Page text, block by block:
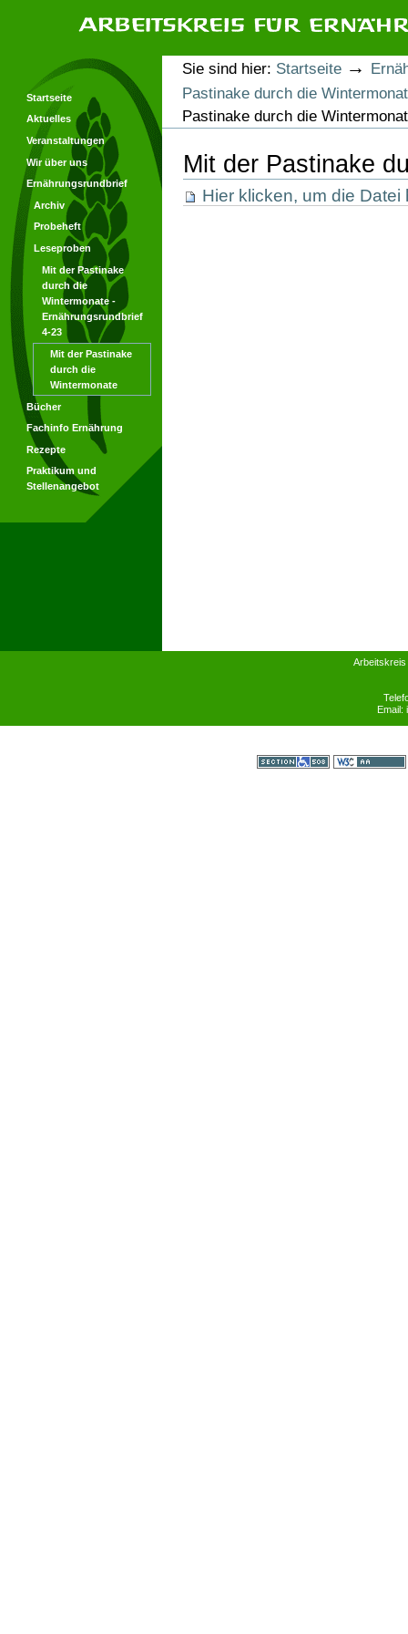
Benutzerspezifische
Werkzeuge
Startseite
Aktuelles
Veranstaltungen
Wir über uns
Ernährungsrundbrief
Archiv
Probeheft
Leseproben
Mit der Pastinake
durch die
Wintermonate -
Ernährungsrundbrief
4-23
Mit der Pastinake
durch die
Wintermonate
Bücher
Fachinfo Ernährung
Rezepte
Praktikum und
Stellenangebot
Sie sind hier: Startseite →
Pastinake durch die
Pastinake durch die
Mit der Pastinake
Hier klicken, um die
Email: